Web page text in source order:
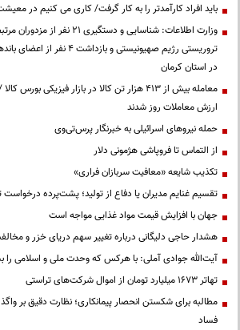
باید افراد کارآمدتر را به کار گرفت/ کاری می کنیم در
وزارت اطلاعات: شناسایی و
تروریستی رژیم صهیونیستی و
در استان کرمان
معامله بیش از ۴۱۳ هزار تن کالا در بازار فیزیکی
ارزش معاملات روز شدند
حمله نیروهای اسرائیلی به خبرنگار پرس‌تی‌وی
از التماس تا فروپاشی هژمونی دلار
تکذیب شایعه «معافیت سربازان فراری»
تقسیم غنایم مدیران یا دفاع از تولید؛ پشت‌پرده
جهان با افزایش قیمت مواد غذایی مواجه است
هشدار حاجی دلیگانی درباره تغییر سهم دریای خزر و
آیت‌الله جوادی آملی: با هرکس که وحدت ملی و اسلامی را
تهاتر ۱۶۷۳ میلیارد تومان از اموال شرکت‌های تراستی
مطالبه برای شکستن انحصار پیمانکاری؛ نظارت دقیق بر
فساد